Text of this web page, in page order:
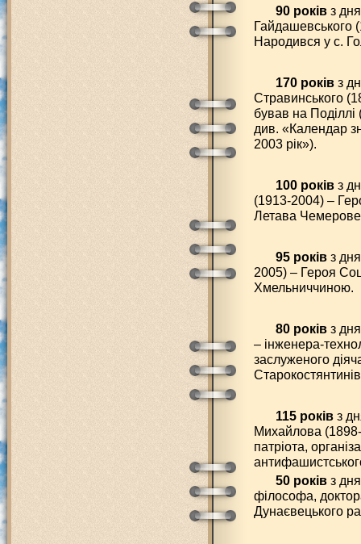
90 роківз
Гайдашевського
Народився у с.
170 роківз
Стравинського
бував на
див. «Календар
2003 рік»).
100 роківз
(1913-2004) –
Летава
95 роківз
2005) – Героя
Хмельниччиною.
80 роківз
– інженера-
заслуженого
115 роківз
Михайлова
патріота,
50 роківз
філософа,
Дунаєвецького